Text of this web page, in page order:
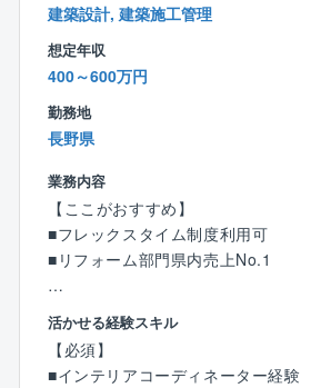
間づくり、何代も住み継いでいける耐
建築設計, 建築施工管理
想定年収
400～600万円
勤務地
長野県
業務内容
【ここがおすすめ】
■フレックスタイム制度利用可
■リフォーム部門県内売上No.1
ショールームにご来店いただくお客様
リノベーション住宅の内装のコーディ
します！
活かせる経験スキル
【必須】
■インテリアコーディネーター経験